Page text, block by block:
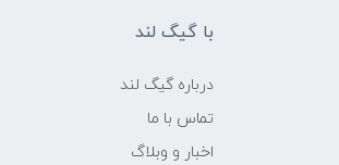
با گیگ لند
درباره گیگ لند
تماس با ما
اخبار و وبلاگ